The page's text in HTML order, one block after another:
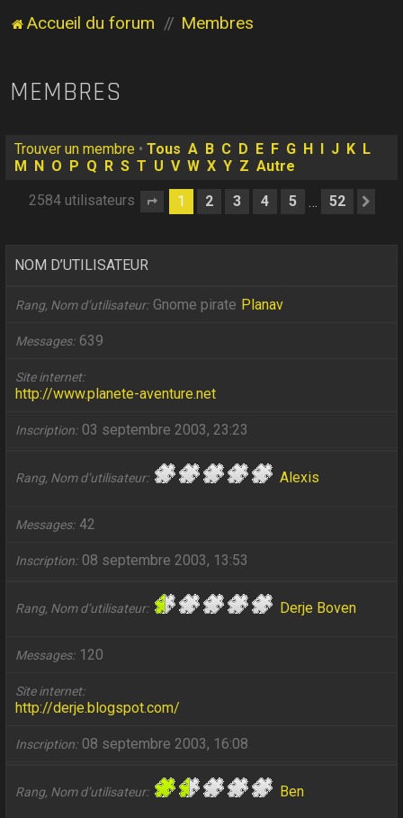
Accueil du forum Membres
MEMBRES
Trouver un membre •Tous A B C D E F G H J K L
M
N O P Q R S T U V W X Y Z Autre
2584 utilisateurs Page 1sur52
1 2 3 4 5 … 52
NOM D’UTILISATEUR
Rang, Nom d’utilisateur Gnome pirate Planav
Messages 639
Site internet
http://www.planete-aventure.net
Inscription 03 septembre 2003, 23:23
Rang, Nom d’utilisateur Alexis
Messages 42
Inscription 08 septembre 2003, 13:53
Rang, Nom d’utilisateur Derje Boven
Messages 120
Site internet
http://derje.blogspot.com/
Inscription 08 septembre 2003, 16:08
Rang, Nom d’utilisateur Ben